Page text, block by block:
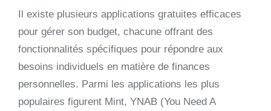
Il existe plusieurs applications gratuites efficaces
pour gérer son budget, chacune offrant des
fonctionnalités spécifiques pour répondre aux
besoins individuels en matière de finances
personnelles. Parmi les applications les plus
populaires figurent Mint, YNAB (You Need A